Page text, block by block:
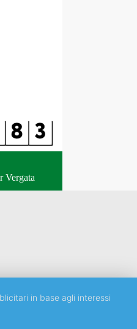
Vergata
in base agli interessi